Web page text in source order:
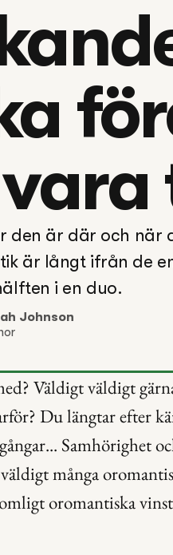
den är där och när
är långt ifrån de
i en duo.
Johnson
Väldigt väldigt
Du längtar efter
Samhörighet
många
oromantiska